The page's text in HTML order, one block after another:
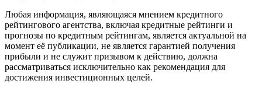
Любая информация, являющаяся мнением кредитного
рейтингового агентства, включая кредитные рейтинги и
прогнозы по кредитным рейтингам, является актуальной на
момент её публикации, не является гарантией получения
прибыли и не служит призывом к действию, должна
рассматриваться исключительно как рекомендация для
достижения инвестиционных целей.